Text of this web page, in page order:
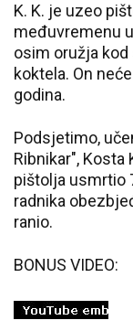
K. K. je uzeo
međuvremenu
osim oružja
koktela. On
godina.
Podsjetimo,
Ribnikar",
pištolja usmrtio
radnika
ranio.
BONUS VIDEO: